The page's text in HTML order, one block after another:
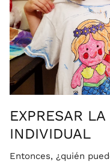
EXPRESAR
INDIVIDUAL
Entonces, ¿quién